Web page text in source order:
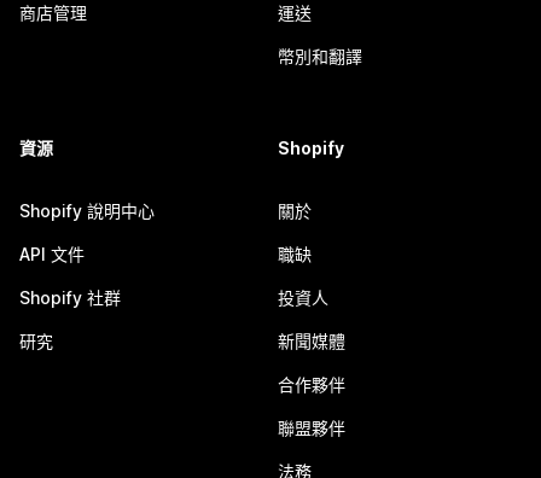
商店管理 運送
幣別和翻譯
資源
Shopify 說明中心
API 文件
Shopify 社群
研究
Shopify
關於
職缺
投資人
新聞媒體
合作夥伴
聯盟夥伴
法務